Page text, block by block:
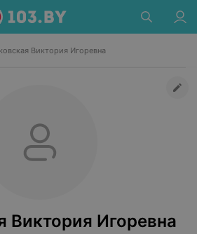
Виктория Игоревна
Виктория Игоревна